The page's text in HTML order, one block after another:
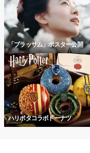
「ブラッサム」ポスター公開
ハリポタコラボドーナツ